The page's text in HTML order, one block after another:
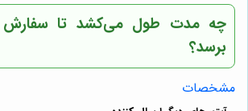
چه مدت طول می‌کشد تا
برسد؟
مشخصات